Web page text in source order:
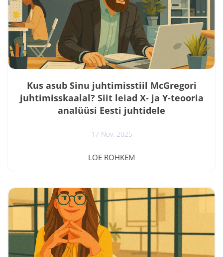
Kus asub Sinu juhtimisstiil McGregori
juhtimisskaalal? Siit leiad X- ja Y-teooria
analüüsi Eesti juhtidele
17 Nov, 2025
sattunud sotsiaalmeedias ühte mu artiklit
kõigel silma peal, aga ikkagi läheb alati midagi valesti.
Kas probleem on minus või neis?” Kuulasin teda ja
mõtlesin, et jah, see pole ainult tema mure juhina. See
on usutavasti küsimus, mis vaevab enamikku Eesti
juhte. Nimelt peitub vastus tema...
LOE ROHKEM